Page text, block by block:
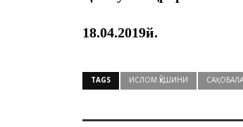
18.04.2019й.
TAGS ИСЛОМ ҚЎШИНИ